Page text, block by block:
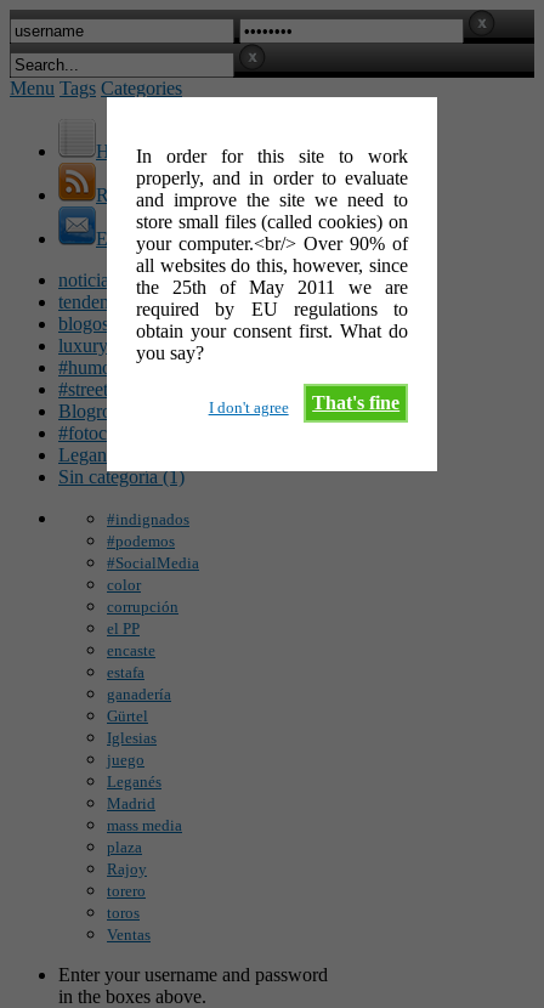
In order for this site to work
properly, and in order to evaluate
and improve the site we need to
store small files (called cookies) on
your computer.<br/> Over 90% of
all websites do this, however, since
the 25th of May 2011 we are
required by EU regulations to
obtain your consent first. What do
you say?
That's fine
I don't agree
Menu Tags Categories
Home
RSS Feed
E-Mail
noticias (142)
tendencias (100)
blogosfera (62)
luxury (49)
#humor (47)
#streetart (34)
Blogroll (26)
#fotocinéfila (25)
Leganés (16)
Sin categoría (1)
#indignados
#podemos
#SocialMedia
color
corrupción
el PP
encaste
estafa
ganadería
Gürtel
Iglesias
juego
Leganés
Madrid
mass media
plaza
Rajoy
torero
toros
Ventas
Enter your username and password
in the boxes above.